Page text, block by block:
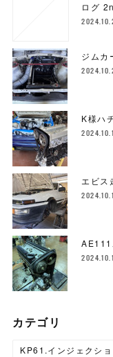
ログ
ジムカ
K様ハ
エビス
AE111
カテゴリ
KP61.インジェクシ